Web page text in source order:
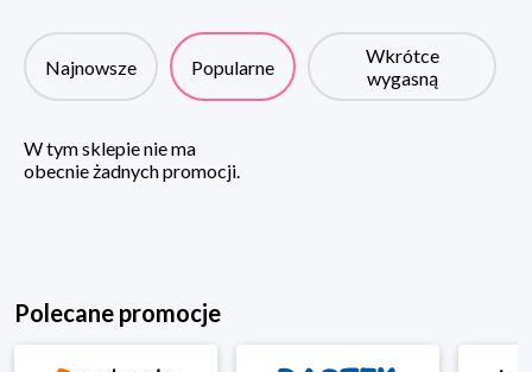
Najnowsze Popularne
Wkrótce
wygasną
W tym sklepie nie ma
obecnie żadnych promocji.
Polecane promocje